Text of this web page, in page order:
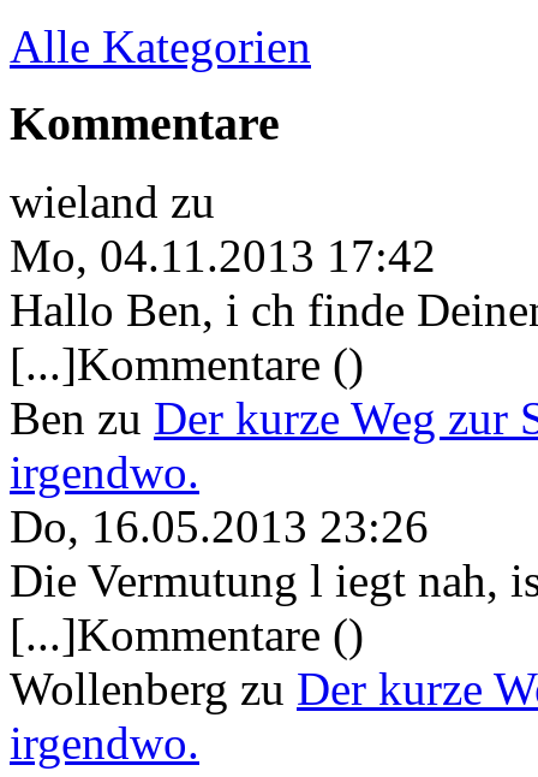
Alle Kategorien
Kommentare
wieland zu
Mo, 04.11.2013 17:42
Hallo Ben, i ch finde
[...]Kommentare ()
Ben zu Der kurze Weg zur
irgendwo.
Do, 16.05.2013 23:26
Die Vermutung l iegt nah,
[...]Kommentare ()
Wollenberg zu Der kurze
irgendwo.